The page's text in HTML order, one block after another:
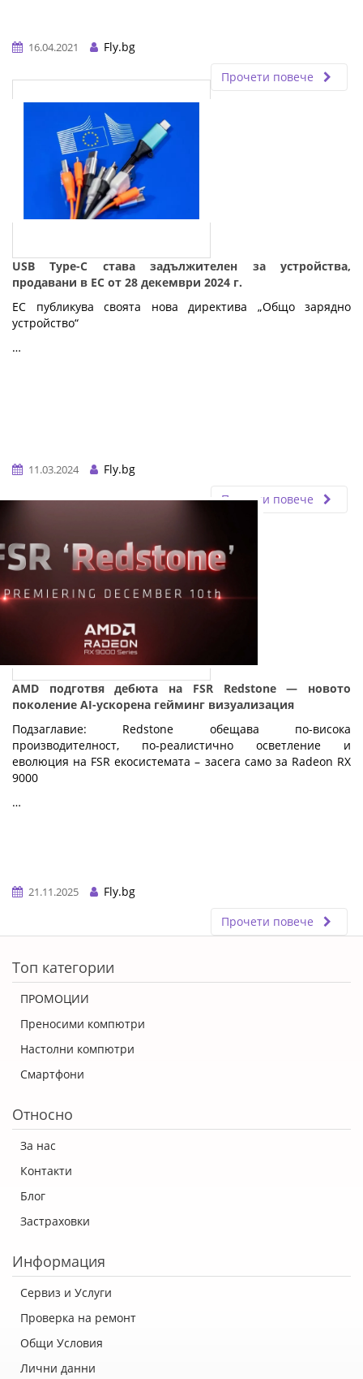
16.04.2021
Fly.bg
Прочети повече
USB Type-C става задължителен за устройства,
продавани в ЕС от 28 декември 2024 г.
ЕС публикува своята нова директива „Общо зарядно
устройство“
…
11.03.2024
Fly.bg
Прочети повече
AMD подготвя дебюта на FSR Redstone — новото
поколение AI-ускорена гейминг визуализация
Подзаглавие: Redstone обещава по-висока
производителност, по-реалистично осветление и
еволюция на FSR екосистемата – засега само за Radeon RX
9000
…
21.11.2025
Fly.bg
Прочети повече
Топ категории
ПРОМОЦИИ
Преносими компютри
Настолни компютри
Смартфони
Относно
За нас
Контакти
Блог
Застраховки
Информация
Сервиз и Услуги
Проверка на ремонт
Общи Условия
Лични данни